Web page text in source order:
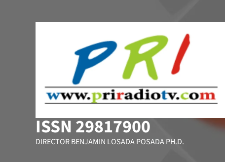
ISSN 29817900
DIRECTOR BENJAMIN LOSADA POSADA PH.D.